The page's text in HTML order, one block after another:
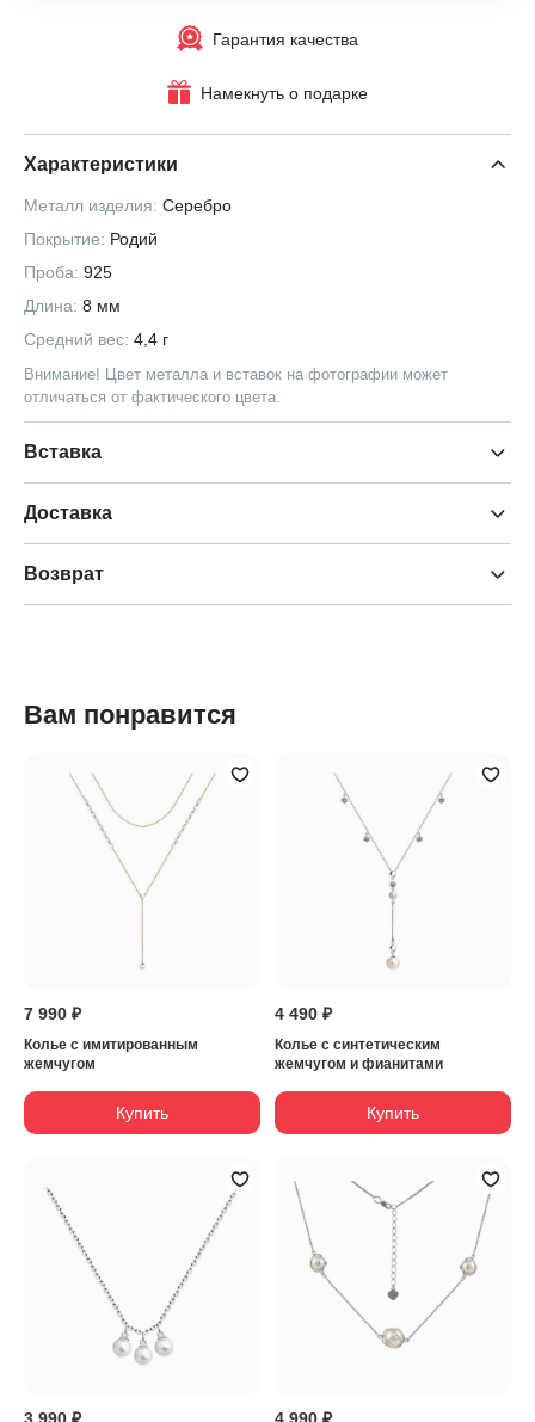
Гарантия качества
Намекнуть о подарке
Характеристики
Металл изделия: Серебро
Покрытие: Родий
Проба: 925
Длина: 8 мм
Средний вес: 4,4 г
Внимание! Цвет металла и вставок на фотографии может
отличаться от фактического цвета.
Вставка
Доставка
Возврат
Вам понравится
7 990 ₽
Колье с имитированным
жемчугом
Купить
4 490 ₽
Колье с синтетическим
жемчугом и фианитами
Купить